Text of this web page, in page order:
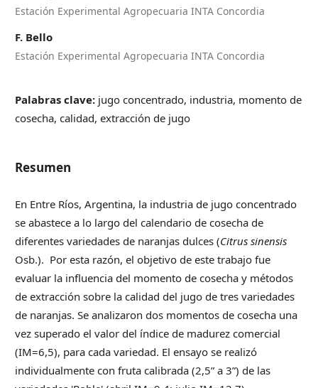
Estación Experimental Agropecuaria INTA Concordia
F. Bello
Estación Experimental Agropecuaria INTA Concordia
Palabras clave: jugo concentrado, industria, momento de
cosecha, calidad, extracción de jugo
Resumen
En Entre Ríos, Argentina, la industria de jugo concentrado
se abastece a lo largo del calendario de cosecha de
diferentes variedades de naranjas dulces (Citrus sinensis
Osb.). Por esta razón, el objetivo de este trabajo fue
evaluar la influencia del momento de cosecha y métodos
de extracción sobre la calidad del jugo de tres variedades
de naranjas. Se analizaron dos momentos de cosecha una
vez superado el valor del índice de madurez comercial
(IM=6,5), para cada variedad. El ensayo se realizó
individualmente con fruta calibrada (2,5” a 3”) de las